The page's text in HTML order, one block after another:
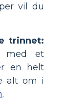
vil du
trinnet:
med et
en helt
alt om i
.